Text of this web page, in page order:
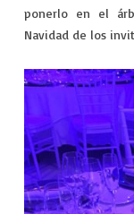
ponerlo en el
Navidad de los